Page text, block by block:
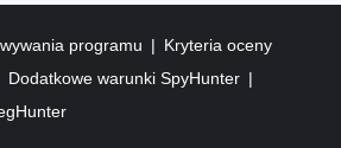
programu
Kryteria oceny
Dodatkowe warunki SpyHunter